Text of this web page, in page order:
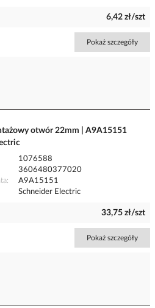
6,42 zł/szt
Pokaż szczegóły
otwór 22mm | A9A15151
1076588
3606480377020
A9A15151
Schneider Electric
33,75 zł/szt
Pokaż szczegóły